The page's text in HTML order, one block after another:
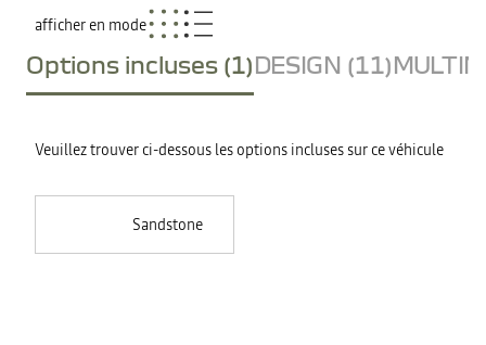
afficher en mode
Options incluses (1)DESIGN (11)
Veuillez trouver ci-dessous les options incluses sur ce véhicule
Sandstone